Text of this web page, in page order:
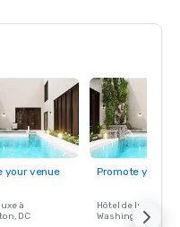
your venue
à
, DC
Promote your
Hôtel de luxe à
Washington